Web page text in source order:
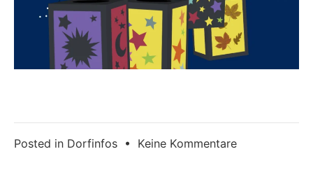
Posted in Dorfinfos • Keine Kommentarezu